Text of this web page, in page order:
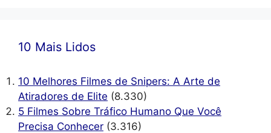
10 Mais Lidos
10 Melhores Filmes de Snipers: A Arte de
Atiradores de Elite (8.330)
5 Filmes Sobre Tráfico Humano Que Você
Precisa Conhecer (3.316)